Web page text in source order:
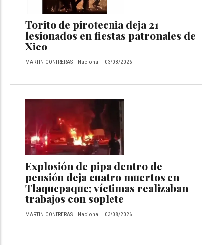
Torito de pirotecnia deja 21
lesionados en fiestas patronales de
Xico
MARTIN CONTRERAS Nacional 03/08/2026
Explosión de pipa dentro de
pensión deja cuatro muertos en
Tlaquepaque; víctimas realizaban
trabajos con soplete
MARTIN CONTRERAS Nacional 03/08/2026